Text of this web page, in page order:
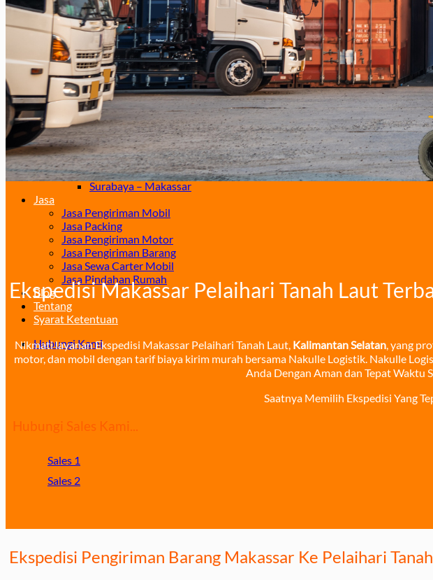
Surabaya – Grogot
Surabaya – Sangatta
Surabaya – Tanjung Selor
Surabaya – Berau
Surabaya – Tarakan
Surabaya – Malinau
Surabaya – Bontang
Surabaya – Gorontalo
Surabaya – Kendari
Surabaya – Samarinda
Surabaya – Balikpapan
Surabaya – Manado
Surabaya – Palu
Surabaya – Makassar
Jasa
Jasa Pengiriman Mobil
Jasa Packing
Jasa Pengiriman Motor
Jasa Pengiriman Barang
Jasa Sewa Carter Mobil
Jasa Pindahan Rumah
Blog
Tentang
Syarat Ketentuan
Hubungi Kami
Ekspedisi Makassar Pelaihari Tanah Laut
Nikmati layanan Ekspedisi Makassar Pelaihari Tanah Laut, Kalimantan Selatan, yang
motor, dan mobil dengan tarif biaya kirim murah bersama Nakulle Logistik. Nakulle
Anda Dengan Aman dan Tepat Waktu
Saatnya Memilih Ekspedisi Yang
Hubungi Sales Kami...
Sales 1
Sales 2
Ekspedisi Pengiriman Barang Makassar Ke Pelaihari